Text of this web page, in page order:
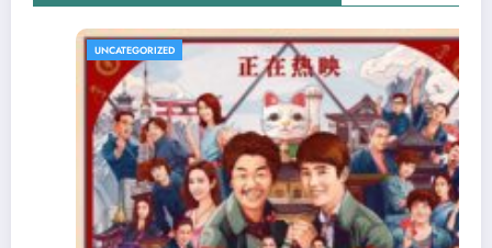
UNCATEGORIZED